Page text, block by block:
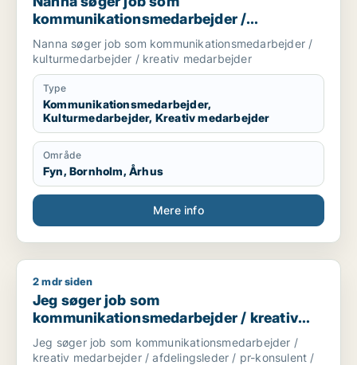
kommunikationsmedarbejder /
kulturmedarbejder / kreativ medarbejder
Nanna søger job som kommunikationsmedarbejder /
kulturmedarbejder / kreativ medarbejder
Type
Kommunikationsmedarbejder,
Kulturmedarbejder, Kreativ medarbejder
Område
Fyn, Bornholm, Århus
Mere info
Jeg søger job som kommunikationsmedarbejder / kreativ
2 mdr siden
Jeg søger job som
kommunikationsmedarbejder / kreativ
medarbejder / afdelingsleder / pr-
konsulent / marketingchef
Jeg søger job som kommunikationsmedarbejder /
kreativ medarbejder / afdelingsleder / pr-konsulent /